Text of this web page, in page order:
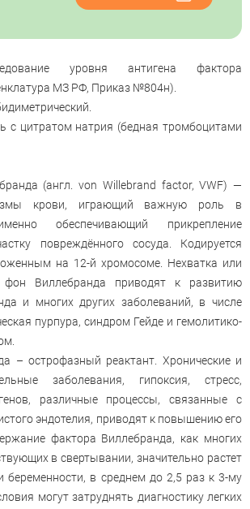
уровня антигена фактора
МЗ РФ, Приказ №804н).
с цитратом натрия (бедная тромбоцитами
(англ. von Willebrand factor, VWF) —
крови, играющий важную роль в
обеспечивающий прикрепление
повреждённого сосуда. Кодируется
на 12-й хромосоме. Нехватка или
Виллебранда приводят к развитию
и многих других заболеваний, в числе
пурпура, синдром Гейде и гемолитико-
– острофазный реактант. Хронические и
заболевания, гипоксия, стресс,
различные процессы, связанные с
эндотелия, приводят к повышению его
фактора Виллебранда, как многих
в свертывании, значительно растет
беременности, в среднем до 2,5 раз к 3-му
могут затруднять диагностику легких